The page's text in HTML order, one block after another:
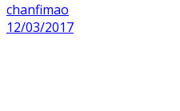
chanfimao
12/03/2017